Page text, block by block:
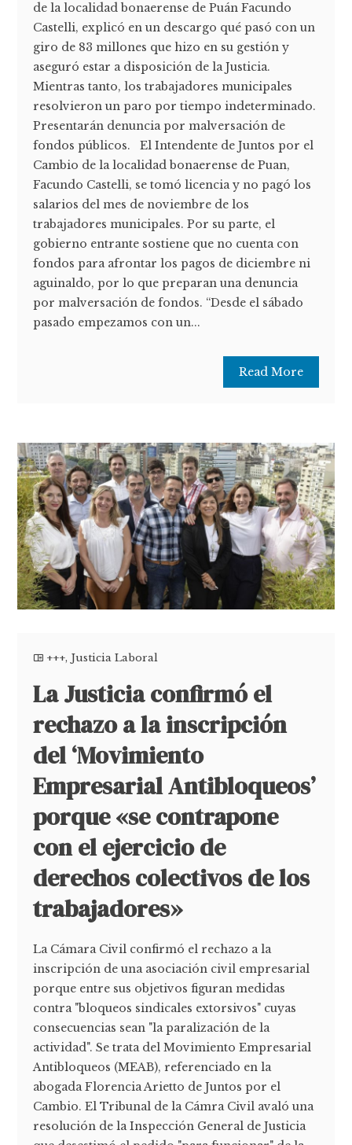
de la localidad bonaerense de Puán Facundo
Castelli, explicó en un descargo qué pasó con un
giro de 83 millones que hizo en su gestión y
aseguró estar a disposición de la Justicia.
Mientras tanto, los trabajadores municipales
resolvieron un paro por tiempo indeterminado.
Presentarán denuncia por malversación de
fondos públicos. El Intendente de Juntos por el
Cambio de la localidad bonaerense de Puan,
Facundo Castelli, se tomó licencia y no pagó los
salarios del mes de noviembre de los
trabajadores municipales. Por su parte, el
gobierno entrante sostiene que no cuenta con
fondos para afrontar los pagos de diciembre ni
aguinaldo, por lo que preparan una denuncia
por malversación de fondos. “Desde el sábado
pasado empezamos con un...
Read More
+++, Justicia Laboral
La Justicia confirmó el
rechazo a la inscripción
del ‘Movimiento
Empresarial Antibloqueos’
porque «se contrapone
con el ejercicio de
derechos colectivos de los
trabajadores»
La Cámara Civil confirmó el rechazo a la
inscripción de una asociación civil empresarial
porque entre sus objetivos figuran medidas
contra "bloqueos sindicales extorsivos" cuyas
consecuencias sean "la paralización de la
actividad". Se trata del Movimiento Empresarial
Antibloqueos (MEAB), referenciado en la
abogada Florencia Arietto de Juntos por el
Cambio. El Tribunal de la Cámra Civil avaló una
resolución de la Inspección General de Justicia